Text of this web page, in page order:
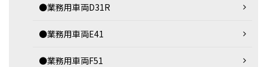
●業務用車両D31R
●業務用車両E41
●業務用車両F51